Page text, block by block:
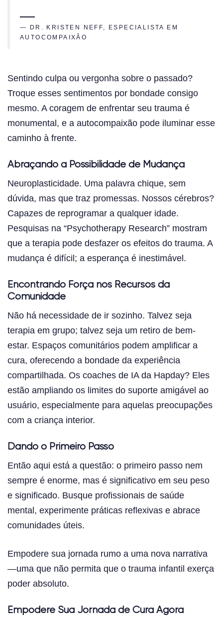
— DR. KRISTEN NEFF, ESPECIALISTA EM
AUTOCOMPAIXÃO
Sentindo culpa ou vergonha sobre o passado?
Troque esses sentimentos por bondade consigo
mesmo. A coragem de enfrentar seu trauma é
monumental, e a autocompaixão pode iluminar esse
caminho à frente.
Abraçando a Possibilidade de Mudança
Neuroplasticidade. Uma palavra chique, sem
dúvida, mas que traz promessas. Nossos cérebros?
Capazes de reprogramar a qualquer idade.
Pesquisas na “Psychotherapy Research” mostram
que a terapia pode desfazer os efeitos do trauma. A
mudança é difícil; a esperança é inestimável.
Encontrando Força nos Recursos da
Comunidade
Não há necessidade de ir sozinho. Talvez seja
terapia em grupo; talvez seja um retiro de bem-
estar. Espaços comunitários podem amplificar a
cura, oferecendo a bondade da experiência
compartilhada. Os coaches de IA da Hapday? Eles
estão ampliando os limites do suporte amigável ao
usuário, especialmente para aquelas preocupações
com a criança interior.
Dando o Primeiro Passo
Então aqui está a questão: o primeiro passo nem
sempre é enorme, mas é significativo em seu peso
e significado. Busque profissionais de saúde
mental, experimente práticas reflexivas e abrace
comunidades úteis.
Empodere sua jornada rumo a uma nova narrativa
—uma que não permita que o trauma infantil exerça
poder absoluto.
Empodere Sua Jornada de Cura Agora